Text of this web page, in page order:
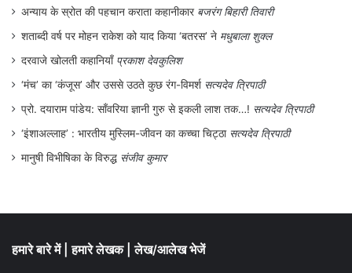
अन्याय के स्रोत की पहचान कराता कहानीकार बजरंग बिहारी तिवारी
शताब्दी वर्ष पर मोहन राकेश को याद किया ‘बतरस’ ने मधुबाला शुक्ल
दरवाजे खोलती कहानियाँ प्रकाश देवकुलिश
‘मंच’ का ‘कंजूस’ और उससे उठते कुछ रंग-विमर्श सत्यदेव त्रिपाठी
प्रो. दयाराम पांडेय: साँवरिया ज्ञानी गुरु से इकली लाश तक…! सत्यदेव त्रिपाठी
‘इंशाअल्लाह’ : भारतीय मुस्लिम-जीवन का कच्चा चिट्ठा सत्यदेव त्रिपाठी
मानुषी विभीषिका के विरुद्ध संजीव कुमार
हमारे बारे में हमारे लेखक लेख/आलेख भेजें